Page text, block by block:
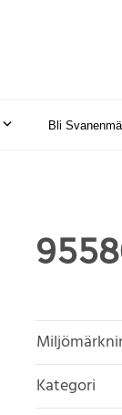
Bli
Kategori